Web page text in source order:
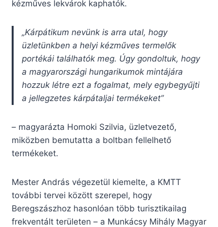
kézműves lekvárok kaphatók.
„Kárpátikum nevünk is arra utal, hogy
üzletünkben a helyi kézműves termelők
portékái találhatók meg. Úgy gondoltuk, hogy
a magyarországi hungarikumok mintájára
hozzuk létre ezt a fogalmat, mely egybegyűjti
a jellegzetes kárpátaljai termékeket”
– magyarázta Homoki Szilvia, üzletvezető,
miközben bemutatta a boltban fellelhető
termékeket.
Mester András végezetül kiemelte, a KMTT
további tervei között szerepel, hogy
Beregszászhoz hasonlóan több turisztikailag
frekventált területen – a Munkácsy Mihály Magyar